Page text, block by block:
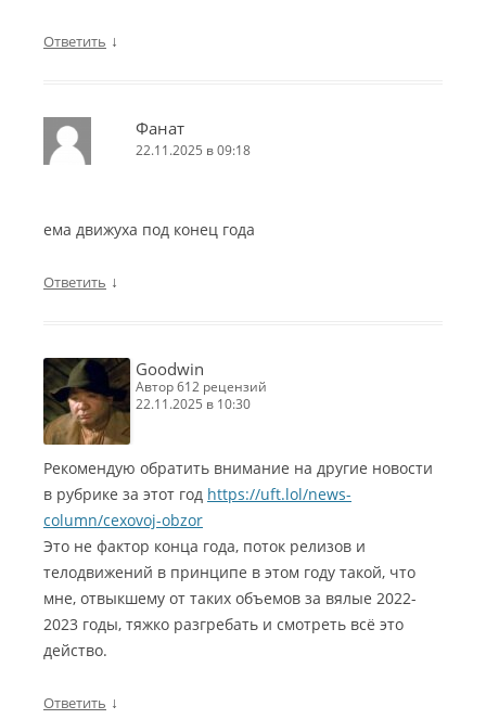
Ответить ↓
Фанат
22.11.2025 в 09:18
ема движуха под конец года
Ответить ↓
Goodwin
автор 612 рецензий
22.11.2025 в 10:30
Рекомендую обратить внимание на другие новости
в рубрике за этот год https://uft.lol/news-
column/cexovoj-obzor
Это не фактор конца года, поток релизов и
телодвижений в принципе в этом году такой, что
мне, отвыкшему от таких объемов за вялые 2022-
2023 годы, тяжко разгребать и смотреть всё это
действо.
Ответить ↓